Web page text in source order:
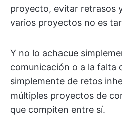
proyecto, evitar retrasos
varios proyectos no es
Y no lo achacue
comunicación o a la falta
simplemente de retos
múltiples proyectos de
que compiten entre sí.